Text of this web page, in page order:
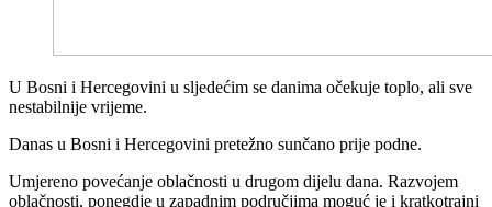
U Bosni i Hercegovini u sljedećim se danima očekuje toplo, ali sve
nestabilnije vrijeme.
Danas u Bosni i Hercegovini pretežno sunčano prije podne.
Umjereno povećanje oblačnosti u drugom dijelu dana. Razvojem
oblačnosti, ponegdje u zapadnim područjima moguć je i kratkotrajni